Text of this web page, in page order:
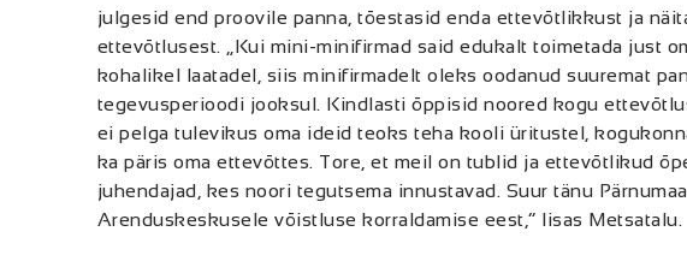
julgesid end proovile panna, tõestasid enda ettevõtlikkust ja
ettevõtlusest. „Kui mini-minifirmad said edukalt toimetada just
kohalikel laatadel, siis minifirmadelt oleks oodanud suuremat
tegevusperioodi jooksul. Kindlasti õppisid noored kogu
ei pelga tulevikus oma ideid teoks teha kooli üritustel,
ka päris oma ettevõttes. Tore, et meil on tublid ja ettevõtlikud
juhendajad, kes noori tegutsema innustavad. Suur tänu Pärnumaa
Arenduskeskusele võistluse korraldamise eest,“ lisas Metsatalu.